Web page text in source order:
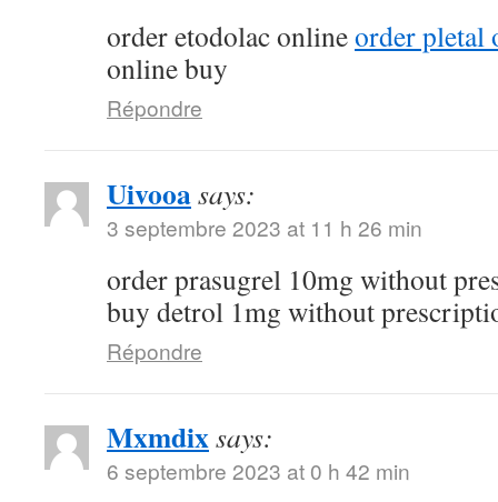
order etodolac onlineorder pletal
online buy
Répondre
Uivooasays:
3 septembre 2023 at 11 h 26 min
order prasugrel 10mg without
buy detrol 1mg without
Répondre
Mxmdixsays:
6 septembre 2023 at 0 h 42 min